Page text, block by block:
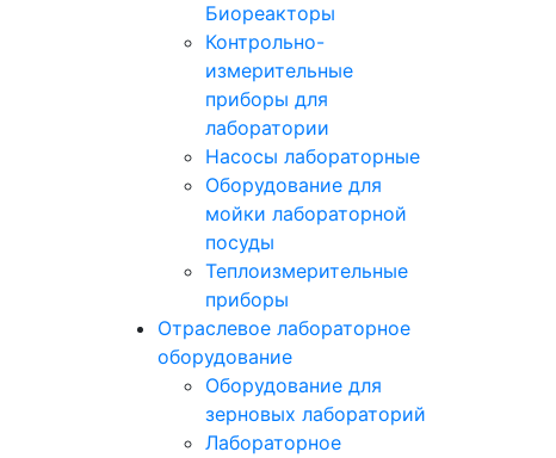
Биореакторы
Контрольно-
измерительные
приборы для
лаборатории
Насосы лабораторные
Оборудование для
мойки лабораторной
посуды
Теплоизмерительные
приборы
Отраслевое лабораторное
оборудование
Оборудование для
зерновых лабораторий
Лабораторное